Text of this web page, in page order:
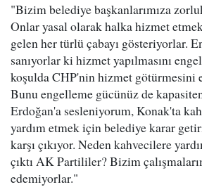
"Bizim belediye başkanlarımıza
Onlar yasal olarak halka hizmet
gelen her türlü çabayı gösteriyorlar.
sanıyorlar ki hizmet yapılmasını
koşulda CHP'nin hizmet götürmesini
Bunu engelleme gücünüz de
Erdoğan'a sesleniyorum, Konak'ta
yardım etmek için belediye karar
karşı çıkıyor. Neden kahvecilere
çıktı AK Partililer? Bizim
edemiyorlar."